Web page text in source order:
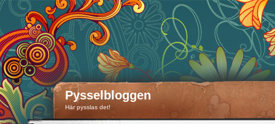
Pysselbloggen
Här pysslas det!